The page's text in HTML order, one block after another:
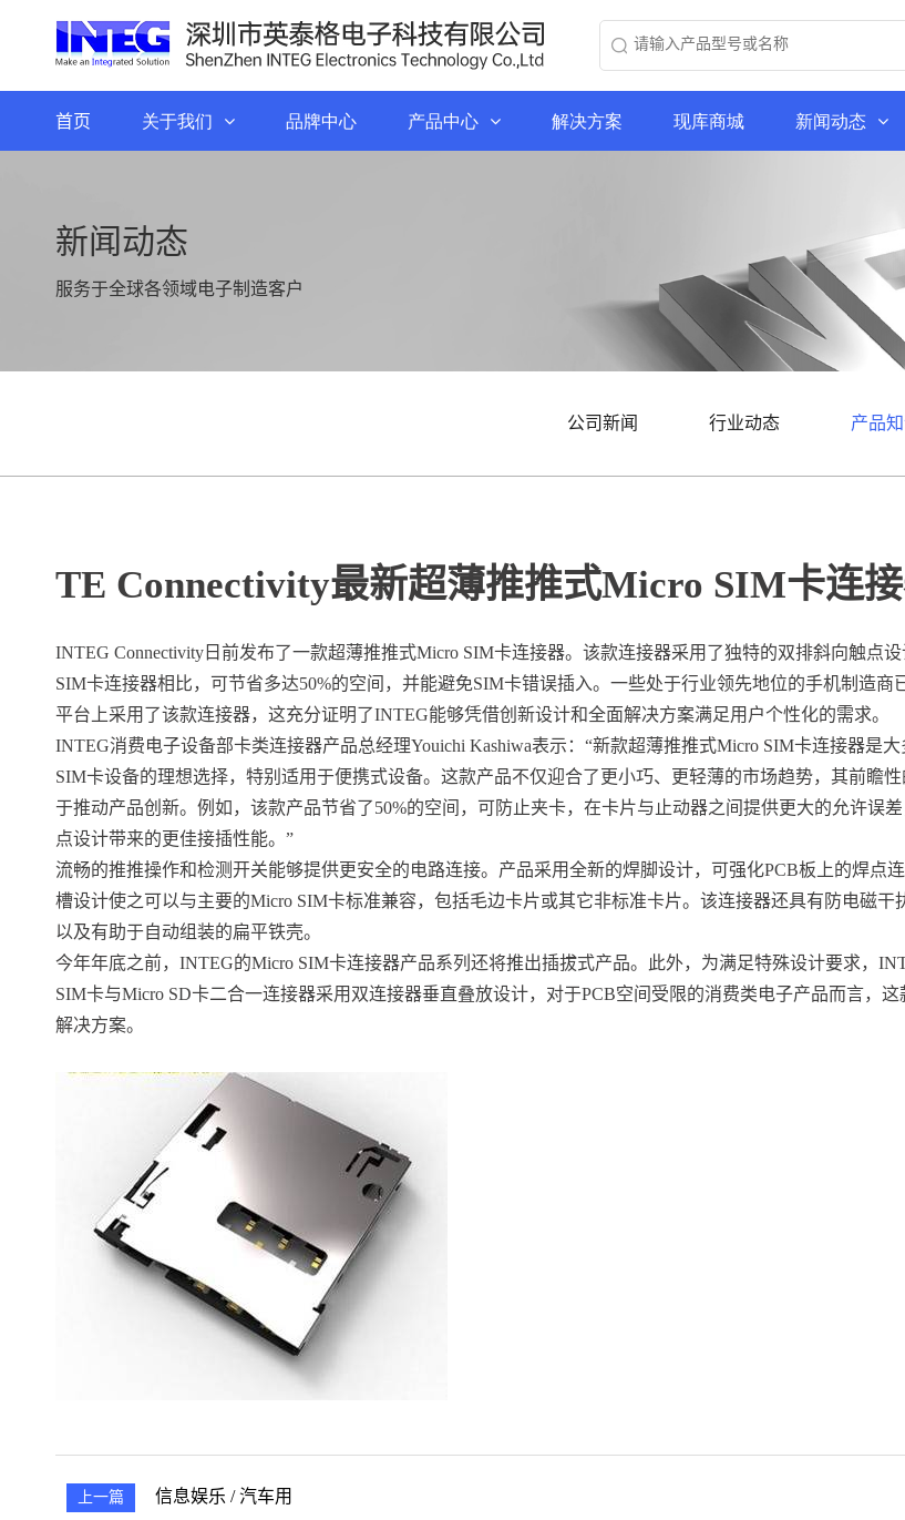
首页 关于我们 品牌中心 产品中心 解决方案 现库商城 新闻动态
新闻动态
服务于全球各领域电子制造客户
公司新闻 行业动态 产品
TE Connectivity最新超薄推推式Micro SIM卡连
INTEG Connectivity日前发布了一款超薄推推式Micro SIM卡连接器。该款连接器采用了独特的双排斜向触点
SIM卡连接器相比，可节省多达50%的空间，并能避免SIM卡错误插入。一些处于行业领先地位的手机制造商
平台上采用了该款连接器，这充分证明了INTEG能够凭借创新设计和全面解决方案满足用户个性化的需求。
INTEG消费电子设备部卡类连接器产品总经理Youichi Kashiwa表示：“新款超薄推推式Micro SIM卡连接器是
SIM卡设备的理想选择，特别适用于便携式设备。这款产品不仅迎合了更小巧、更轻薄的市场趋势，其前瞻
于推动产品创新。例如，该款产品节省了50%的空间，可防止夹卡，在卡片与止动器之间提供更大的允许误
点设计带来的更佳接插性能。”
流畅的推推操作和检测开关能够提供更安全的电路连接。产品采用全新的焊脚设计，可强化PCB板上的焊点
槽设计使之可以与主要的Micro SIM卡标准兼容，包括毛边卡片或其它非标准卡片。该连接器还具有防电磁干
以及有助于自动组装的扁平铁壳。
今年年底之前，INTEG的Micro SIM卡连接器产品系列还将推出插拔式产品。此外，为满足特殊设计要求，
SIM卡与Micro SD卡二合一连接器采用双连接器垂直叠放设计，对于PCB空间受限的消费类电子产品而言，这
解决方案。
上一篇 信息娱乐 / 汽车用